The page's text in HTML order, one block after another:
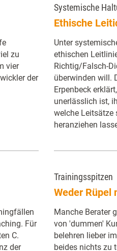
zu
vier
der
Systemische
Ethische
Unter
ethischen
Richtig/Falsch-
überwinden will.
Erpenbeck
unerlässlich ist,
welche Leitsätze
heranziehen
Für
C.
der
Trainingsspitzen
Weder Rüpel
Manche Berater
von 'dummen'
belehren lieber
beides nichts zu